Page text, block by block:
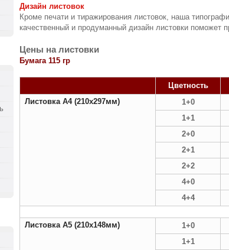
Дизайн листовок
Кроме печати и тиражирования листовок, наша
качественный и продуманный дизайн листовки поможет
Цены на листовки
Бумага115 гр
Цветность
Листовка А4 (210х297мм)
1+0
1+1
2+0
2+1
2+2
4+0
4+4
Листовка А5 (210х148мм) 1+0
1+1